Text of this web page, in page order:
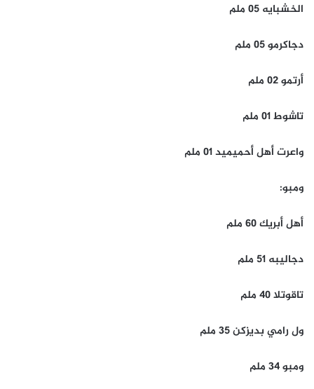
الخشبايه 05 ملم
دجاكرمو 05 ملم
أرتمو 02 ملم
تاشوط 01 ملم
واعرت أهل أحميميد 01 ملم
ومبو:
أهل أبريك 60 ملم
دجاليبه 51 ملم
تاقوتلا 40 ملم
ول رامي بديزكن 35 ملم
ومبو 34 ملم